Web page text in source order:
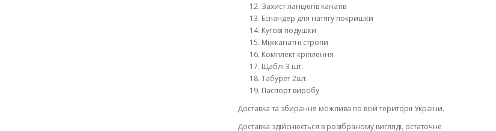
Захист ланцюгів канатів
Еспандер для натягу покришки
Кутові подушки
Міжканатні стропи
Комплект кріплення
Щаблі 3 шт.
Табурет 2шт.
Паспорт виробу
Доставка та збирання можлива по всій території України.
Доставка здійснюється в розібраному вигляді, остаточне